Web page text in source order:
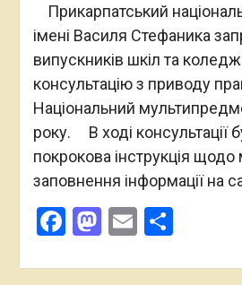
Прикарпатський
імені Василя Стефаника
випускників шкіл та
консультацію з приводу
Національний
року. В ході консультації
покрокова інструкція
заповнення інформації на
Facebook
Mastodon
Email